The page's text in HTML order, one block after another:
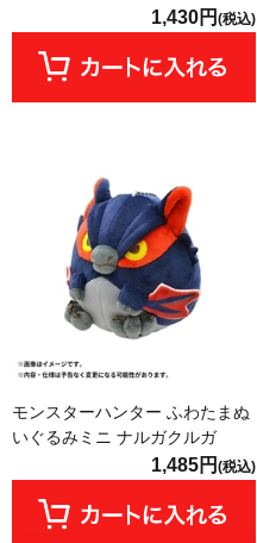
1,430円 (税込)
モンスターハンター ふわたまぬ
いぐるみミニ ナルガクルガ
1,485円 (税込)